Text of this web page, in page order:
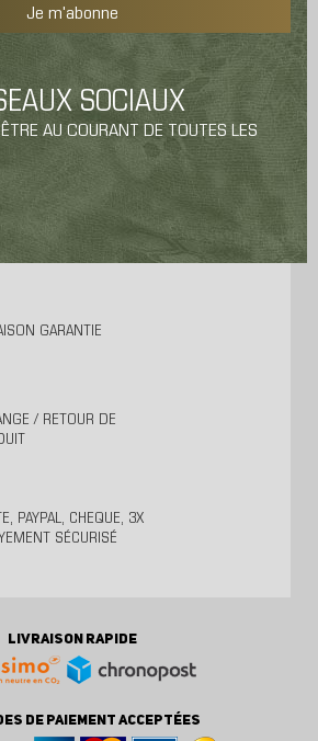
Je m'abonne
SOCIAUX
AU COURANT DE TOUTES LES
GARANTIE
/ RETOUR DE
PAYPAL, CHEQUE, 3X
SÉCURISÉ
LIVRAISON RAPIDE
DE PAIEMENT ACCEPTÉES